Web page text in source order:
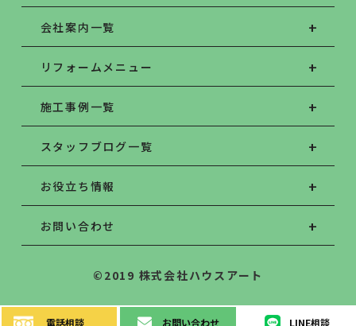
電話相談 お問い合わせ LINE相談
会社案内一覧
リフォームメニュー
施工事例一覧
スタッフブログ一覧
お役立ち情報
お問い合わせ
©2019 株式会社ハウスアート